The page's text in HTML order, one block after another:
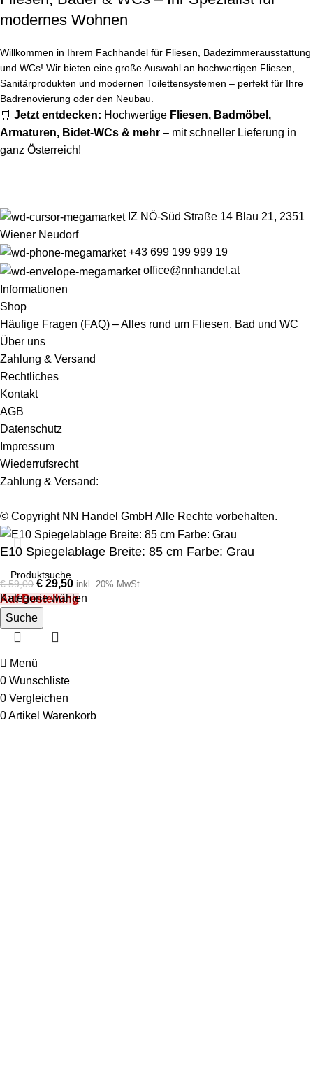
modernes Wohnen
Willkommen in Ihrem Fachhandel für Fliesen, Badezimmerausstattung
und WCs! Wir bieten eine große Auswahl an hochwertigen Fliesen,
Sanitärprodukten und modernen Toilettensystemen – perfekt für Ihre
Badrenovierung oder den Neubau.
🛒 Jetzt entdecken: Hochwertige Fliesen, Badmöbel ,
Armaturen, Bidet-WCs & mehr – mit schneller Lieferung in
ganz Österreich!
IZ NÖ-Süd Straße 14 Blau 21, 2351
Wiener Neudorf
+43 699 199 999 19
office@nnhandel.at
Informationen
Shop
Häufige Fragen (FAQ) – Alles rund um Fliesen, Bad und WC
Über uns
Zahlung & Versand
Rechtliches
Kontakt
AGB
Datenschutz
Impressum
Wiederrufsrecht
Zahlung & Versand:
© Copyright NN Handel GmbH Alle Rechte vorbehalten.
Kategorie wählen
Suche
E10 Spiegelablage Breite: 85 cm Farbe: Grau
€59,00 € 29,50 inkl. 20% MwSt.
Auf Bestellung
Menü
0 Wunschliste
0 Vergleichen
0Artikel Warenkorb